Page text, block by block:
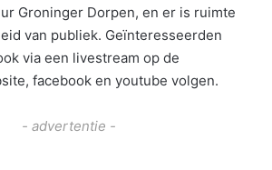
Groninger Dorpen, en er is ruimte
van publiek. Geïnteresseerden
via een livestream op de
facebook en youtube volgen.
- advertentie -